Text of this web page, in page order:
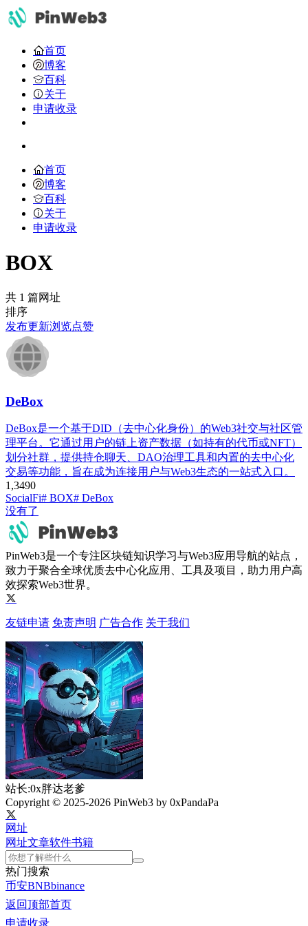
首页
博客
百科
关于
申请收录
首页
博客
百科
关于
申请收录
BOX
共 1 篇网址
排序
发布更新浏览点赞
DeBox
DeBox是一个基于DID（去中心化身份）的Web3社交与社区管
理平台。它通过用户的链上资产数据（如持有的代币或NFT）
划分社群，提供持仓聊天、DAO治理工具和内置的去中心化
交易等功能，旨在成为连接用户与Web3生态的一站式入口。
1,3490
SocialFi# BOX# DeBox
没有了
PinWeb3是一个专注区块链知识学习与Web3应用导航的站点，
致力于聚合全球优质去中心化应用、工具及项目，助力用户高
效探索Web3世界。
友链申请 免责声明 广告合作 关于我们
站长:0x胖达老爹
Copyright © 2025-2026 PinWeb3 by 0xPandaPa
网址
网址文章软件书籍
热门搜索
币安BNBbinance
返回顶部首页
申请收录